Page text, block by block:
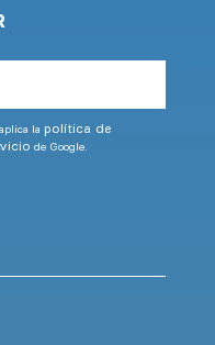
la política de
de Google.